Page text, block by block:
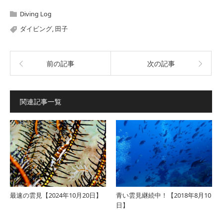
Diving Log
ダイビング, 田子
前の記事 次の記事
関連記事一覧
最速の雲見【2024年10月20日】
青い雲見継続中！【2018年8月10
日】